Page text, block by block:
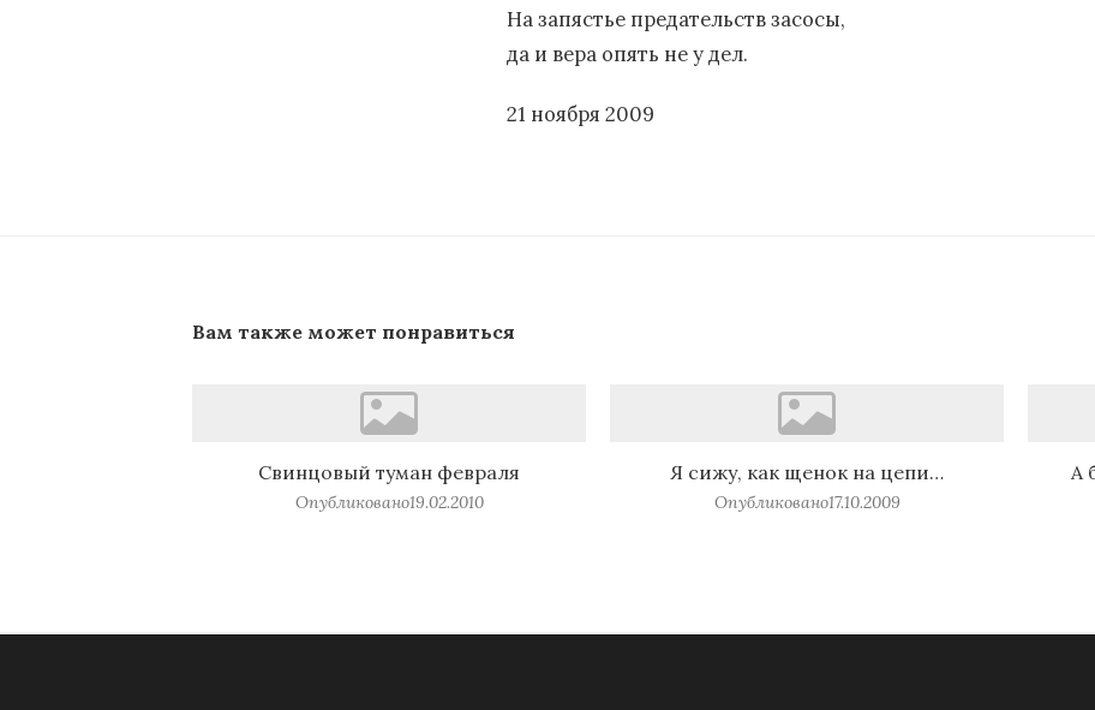
На запястье предательств засосы,
да и вера опять не у дел.
21 ноября 2009
Вам также может понравиться
Свинцовый туман февраля
Опубликовано19.02.2010
Я сижу, как щенок на цепи…
Опубликовано17.10.2009
А